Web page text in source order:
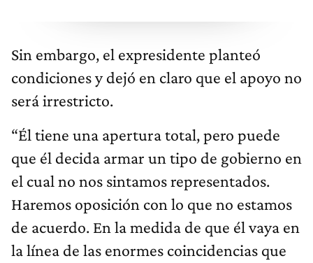
Sin embargo, el expresidente planteó
condiciones y dejó en claro que el apoyo no
será irrestricto.
“Él tiene una apertura total, pero puede
que él decida armar un tipo de gobierno en
el cual no nos sintamos representados.
Haremos oposición con lo que no estamos
de acuerdo. En la medida de que él vaya en
la línea de las enormes coincidencias que